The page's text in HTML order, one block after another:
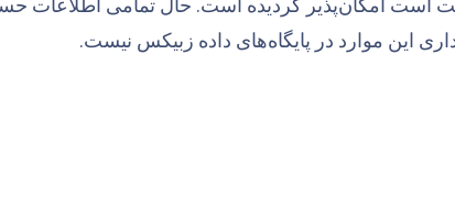
است امکان‌پذیر گردیده است. حال تمامی اطلاعات
این موارد در پایگاه‌های داده زبیکس نیست.